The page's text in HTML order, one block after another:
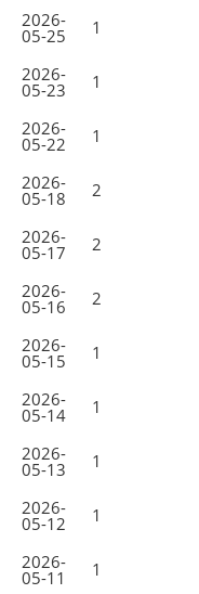
2026-
05-25 1
2026-
05-23 1
2026-
05-22 1
2026-
05-18 2
2026-
05-17 2
2026-
05-16 2
2026-
05-15 1
2026-
05-14 1
2026-
05-13 1
2026-
05-12 1
2026-
05-11 1